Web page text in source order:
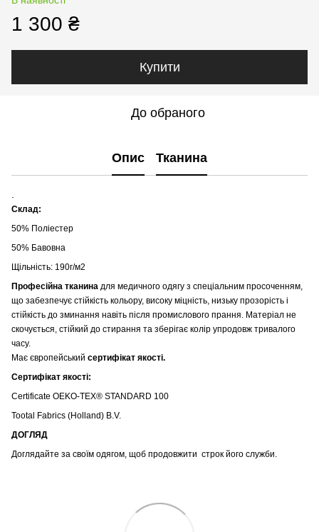
1 300 ₴
Купити
До обраного
Опис Тканина
Склад:
50% Поліестер
50% Бавовна
Щільність: 190г/м2
Професійна тканина для медичного одягу з спеціальним просоченням,
що забезпечує стійкість кольору, високу міцність, низьку прозорість і
стійкість до зминання навіть після промислового прання. Матеріал не
скочується, стійкий до стирання та зберігає колір упродовж тривалого
часу.
Має європейський сертифікат якості.
Сертифікат якості:
Certificate OEKO-TEX® STANDARD 100
Tootal Fabrics (Holland) B.V.
ДОГЛЯД
Доглядайте за своїм одягом, щоб продовжити строк його служби.